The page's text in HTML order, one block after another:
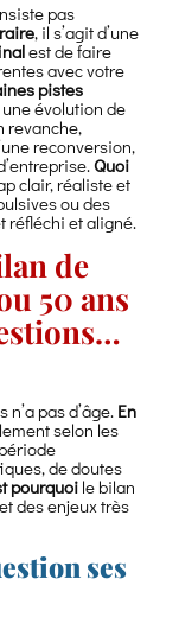
pas
, il s’agit d’une
est de faire
avec votre
pistes
évolution de
revanche,
reconversion,
Quoi
clair, réaliste et
ou des
réfléchi et aligné.
de
50 ans
pas d’âge. En
selon les
de doutes
pourquoile bilan
des enjeux très
ses